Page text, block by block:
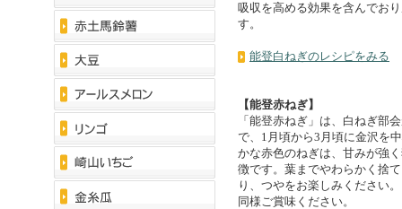
吸収を高める効果を含んでお
す。
能登白ねぎのレシピをみる
【能登赤ねぎ】
「能登赤ねぎ」は、白ねぎ部
で、1月頃から3月頃に金沢を
かな赤色のねぎは、甘みが強
徴です。葉までやわらかく捨
り、つやをお楽しみください
同様ご賞味ください。